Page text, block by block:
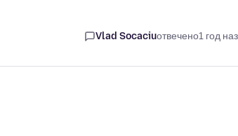
Vlad Socaciuотвечено1 год